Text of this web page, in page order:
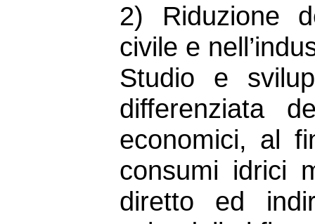
2) Riduzione
civile e
Studio e
differenziata
economici, al
consumi idrici
diretto ed